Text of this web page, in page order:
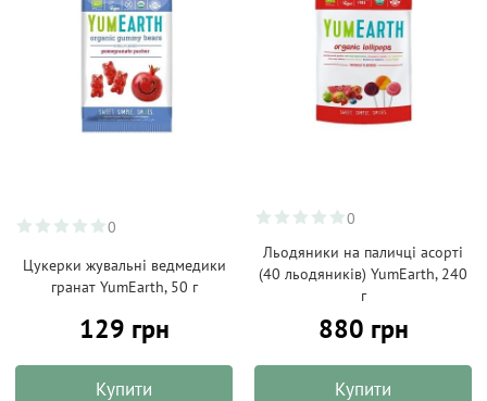
0
Цукерки жувальні ведмедики
гранат YumEarth, 50 г
129 грн
Купити
0
Льодяники на паличці асорті
(40 льодяників) YumEarth, 240
г
880 грн
Купити